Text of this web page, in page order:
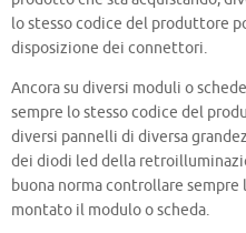
lo stesso codice del produttore
disposizione dei connettori.
Ancora su diversi moduli o
sempre lo stesso codice del
diversi pannelli di diversa
dei diodi led della
buona norma controllare sempre
montato il modulo o scheda.